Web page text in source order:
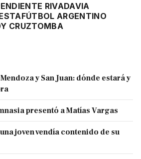
RIVADAVIA
FÚTBOL ARGENTINO
CRUZTOMBA
y San Juan: dónde estará y
presentó a Matías Vargas
joven vendía contenido de su